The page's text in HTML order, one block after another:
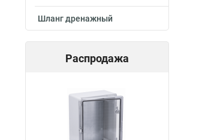
Шланг дренажный
Распродажа